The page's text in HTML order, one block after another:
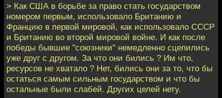
> Как США в борьбе за право стать государством
номером первым, использовало Британию и
Францию в первой мировой, как использовало СССР
и Британию во второй мировой войне. И как после
победы бывшие "союзники" немедленно сцепились
уже друг с другом. За что они бились ? Им что,
ресурсов не хватало ? Нет, бились они за то, что бы
остаться самым сильным государством и что бы
остальные были слабей. Других целей нету.